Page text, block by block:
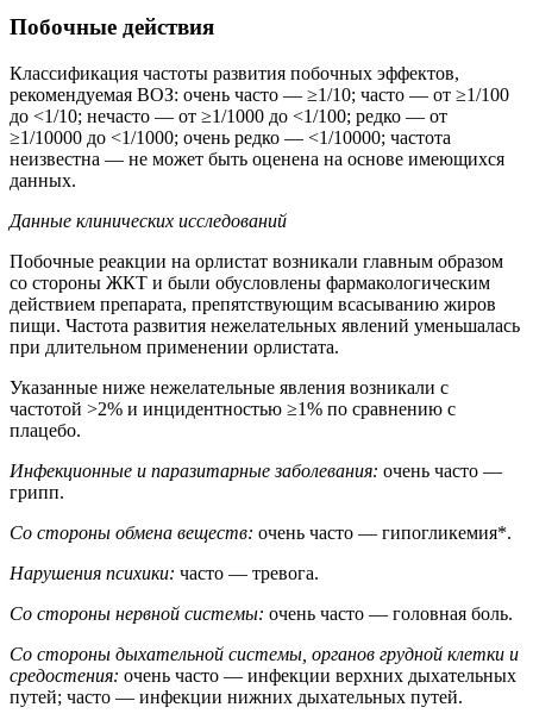
Побочные действия
Классификация частоты развития побочных эффектов,
рекомендуемая ВОЗ: очень часто — ≥1/10; часто — от ≥1/100
до <1/10; нечасто — от ≥1/1000 до <1/100; редко — от
≥1/10000 до <1/1000; очень редко — <1/10000; частота
неизвестна — не может быть оценена на основе имеющихся
данных.
Данные клинических исследований
Побочные реакции на орлистат возникали главным образом
со стороны ЖКТ и были обусловлены фармакологическим
действием препарата, препятствующим всасыванию жиров
пищи. Частота развития нежелательных явлений уменьшалась
при длительном применении орлистата.
Указанные ниже нежелательные явления возникали с
частотой >2% и инцидентностью ≥1% по сравнению с
плацебо.
Инфекционные и паразитарные заболевания: очень часто —
грипп.
Со стороны обмена веществ: очень часто — гипогликемия*.
Нарушения психики: часто — тревога.
Со стороны нервной системы: очень часто — головная боль.
Со стороны дыхательной системы, органов грудной клетки и
средостения: очень часто — инфекции верхних дыхательных
путей; часто — инфекции нижних дыхательных путей.